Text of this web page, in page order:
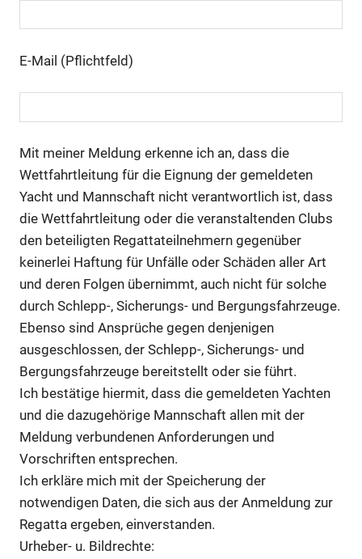
E-Mail (Pflichtfeld)
Mit meiner Meldung erkenne ich an, dass die
Wettfahrtleitung für die Eignung der gemeldeten
Yacht und Mannschaft nicht verantwortlich ist, dass
die Wettfahrtleitung oder die veranstaltenden Clubs
den beteiligten Regattateilnehmern gegenüber
keinerlei Haftung für Unfälle oder Schäden aller Art
und deren Folgen übernimmt, auch nicht für solche
durch Schlepp-, Sicherungs- und Bergungsfahrzeuge.
Ebenso sind Ansprüche gegen denjenigen
ausgeschlossen, der Schlepp-, Sicherungs- und
Bergungsfahrzeuge bereitstellt oder sie führt.
Ich bestätige hiermit, dass die gemeldeten Yachten
und die dazugehörige Mannschaft allen mit der
Meldung verbundenen Anforderungen und
Vorschriften entsprechen.
Ich erkläre mich mit der Speicherung der
notwendigen Daten, die sich aus der Anmeldung zur
Regatta ergeben, einverstanden.
Urheber- u. Bildrechte: